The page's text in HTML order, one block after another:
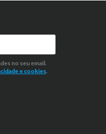
no seu email.
e cookies.